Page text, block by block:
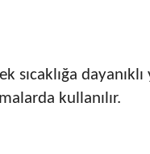
dayanıklı
kullanılır.